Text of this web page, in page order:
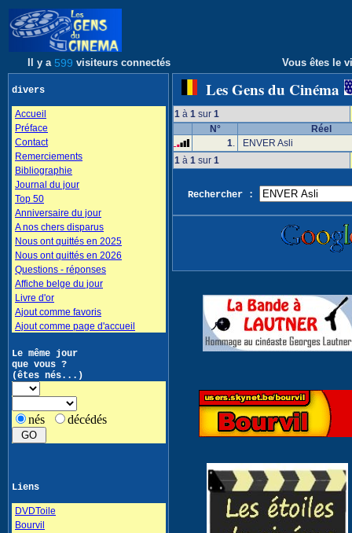
Il y a 599 visiteurs connectés Vous êtes le
divers
Accueil
Préface
Contact
Remerciements
Bibliographie
Journal du jour
Top 50
Anniversaire du jour
A nos chers disparus
Nous ont quittés en 2025
Nous ont quittés en 2026
Questions - réponses
Affiche belge du jour
Livre d'or
Ajout comme favoris
Ajout comme page d'accueil
Le même jour
que vous ?
(êtes nés...)
nés décédés
Liens
DVDToile
Bourvil
Les Gens du Cinéma
1 à 1 sur 1
N°
Réel
1.
ENVER Asli
1 à 1 sur 1
Rechercher :